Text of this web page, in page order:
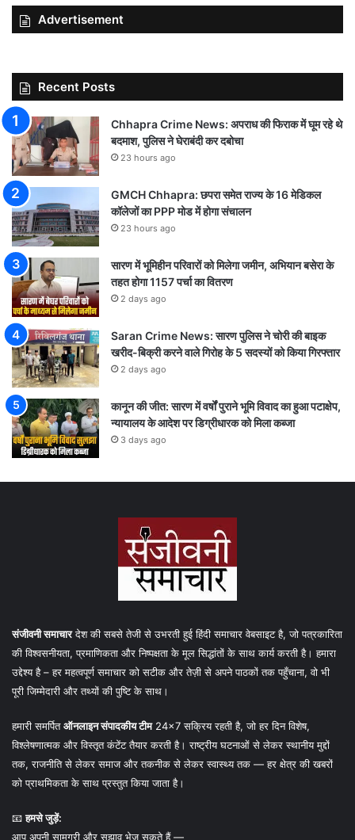
Advertisement
Recent Posts
Chhapra Crime News: अपराध की फिराक में घूम रहे थे
बदमाश, पुलिस ने घेराबंदी कर दबोचा
23 hours ago
GMCH Chhapra: छपरा समेत राज्य के 16 मेडिकल
कॉलेजों का PPP मोड में होगा संचालन
23 hours ago
सारण में भूमिहीन परिवारों को मिलेगा जमीन, अभियान बसेरा के
तहत होगा 1157 पर्चा का वितरण
2 days ago
Saran Crime News: सारण पुलिस ने चोरी की बाइक
खरीद-बिक्री करने वाले गिरोह के 5 सदस्यों को किया गिरफ्तार
2 days ago
कानून की जीत: सारण में वर्षों पुराने भूमि विवाद का हुआ पटाक्षेप,
न्यायालय के आदेश पर डिग्रीधारक को मिला कब्जा
3 days ago
संजीवनी समाचारदेश की सबसे तेजी से उभरती हुई हिंदी समाचार वेबसाइट है, जो पत्रकारिता
की विश्वसनीयता, प्रमाणिकता और निष्पक्षता के मूल सिद्धांतों के साथ कार्य करती है। हमारा
उद्देश्य है – हर महत्वपूर्ण समाचार को सटीक और तेज़ी से अपने पाठकों तक पहुँचाना, वो भी
पूरी जिम्मेदारी और तथ्यों की पुष्टि के साथ।
हमारी समर्पितऑनलाइन संपादकीय टीम24×7 सक्रिय रहती है, जो हर दिन विशेष,
विश्लेषणात्मक और विस्तृत कंटेंट तैयार करती है। राष्ट्रीय घटनाओं से लेकर स्थानीय मुद्दों
तक, राजनीति से लेकर समाज और तकनीक से लेकर स्वास्थ्य तक — हर क्षेत्र की खबरों
को प्राथमिकता के साथ प्रस्तुत किया जाता है।
📧हमसे जुड़ें:
आप अपनी सामग्री और सुझाव भेज सकते हैं —